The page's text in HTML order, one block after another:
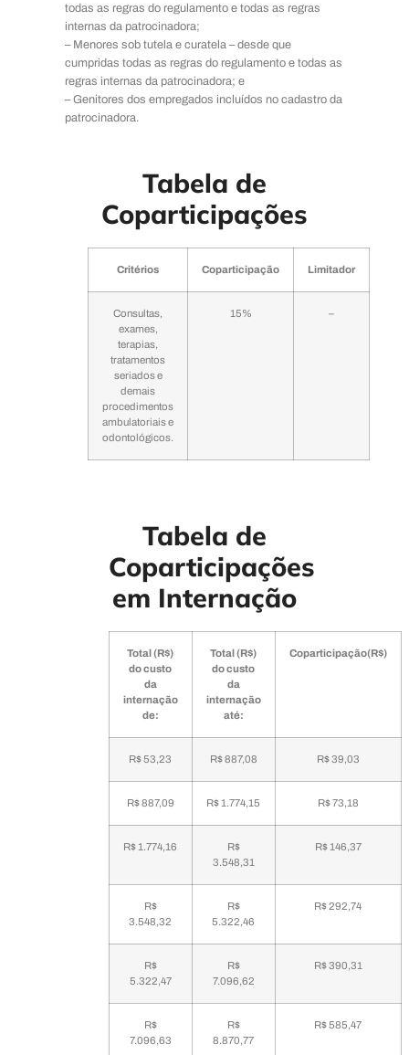
todas as regras do regulamento e todas as regras
internas da patrocinadora;
– Menores sob tutela e curatela – desde que
cumpridas todas as regras do regulamento e todas as
regras internas da patrocinadora; e
– Genitores dos empregados incluídos no cadastro da
patrocinadora.
Tabela de
Coparticipações
Critérios Coparticipação Limitador
Consultas,
exames,
terapias,
tratamentos
seriados e
demais
procedimentos
ambulatoriais e
odontológicos.
15% –
Tabela de
Coparticipações
em Internação
Total (R$)
do custo
da
internação
de:
Total (R$)
do custo
da
internação
até:
Coparticipação(R$)
R$ 53,23 R$ 887,08 R$ 39,03
R$ 887,09 R$ 1.774,15 R$ 73,18
R$ 1.774,16
R$
3.548,31
R$ 146,37
R$
3.548,32
R$
5.322,46
R$ 292,74
R$
5.322,47
R$
7.096,62
R$ 390,31
R$
7.096,63
R$
8.870,77
R$ 585,47